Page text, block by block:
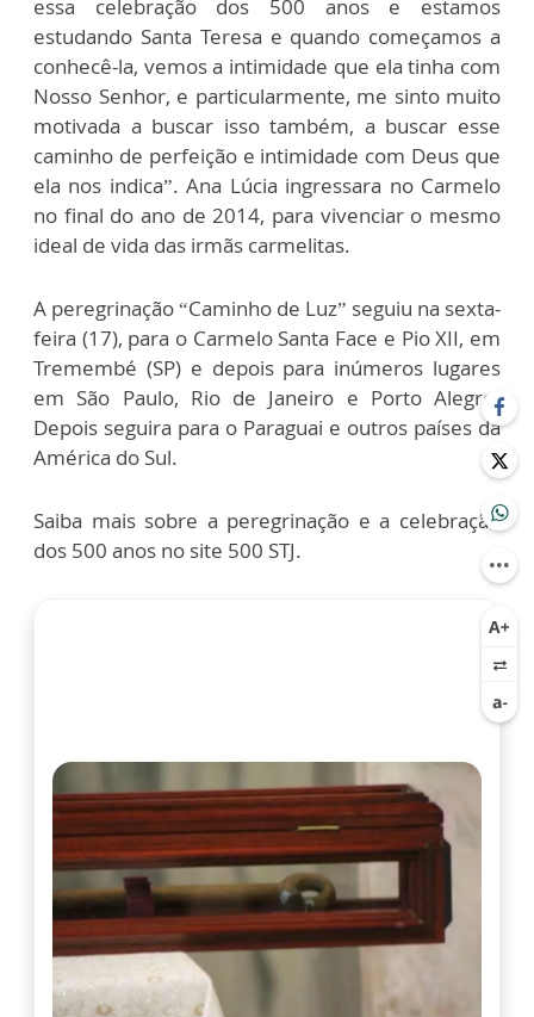
essa celebração dos 500 anos e estamos
estudando Santa Teresa e quando começamos a
conhecê-la, vemos a intimidade que ela tinha com
Nosso Senhor, e particularmente, me sinto muito
motivada a buscar isso também, a buscar esse
caminho de perfeição e intimidade com Deus que
ela nos indica”. Ana Lúcia ingressara no Carmelo
no final do ano de 2014, para vivenciar o mesmo
ideal de vida das irmãs carmelitas.
A peregrinação “Caminho de Luz” seguiu na sexta-
feira (17), para o Carmelo Santa Face e Pio XII, em
Tremembé (SP) e depois para inúmeros lugares
em São Paulo, Rio de Janeiro e Porto Alegre.
Depois seguira para o Paraguai e outros países da
América do Sul.
Saiba mais sobre a peregrinação e a celebração
dos 500 anos no site 500 STJ.